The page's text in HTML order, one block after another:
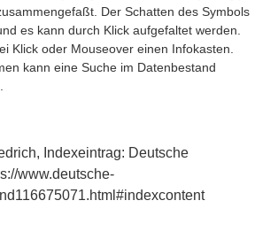
Der Schatten des Symbols
es kann durch Klick aufgefaltet werden.
Klick oder Mouseover einen Infokasten.
kann eine Suche im Datenbestand
Indexeintrag: Deutsche
www.deutsche-